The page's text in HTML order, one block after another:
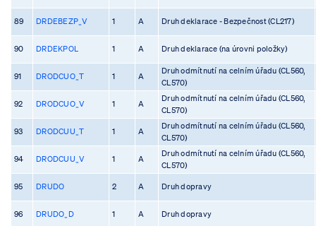
89 DRDEBEZP_V 1 A Druh deklarace - Bezpečnost (CL217)
90 DRDEKPOL 1 A Druh deklarace (na úrovni položky)
91 DRODCUO_T 1 A
Druh odmítnutí na celním úřadu (CL560,
CL570)
92 DRODCUO_V 1 A
Druh odmítnutí na celním úřadu (CL560,
CL570)
93 DRODCUU_T 1 A
Druh odmítnutí na celním úřadu (CL560,
CL570)
94 DRODCUU_V 1 A
Druh odmítnutí na celním úřadu (CL560,
CL570)
95 DRUDO 2 A Druh dopravy
96 DRUDO_D 1 A Druh dopravy